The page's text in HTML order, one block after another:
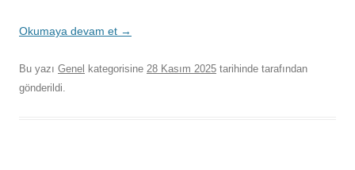
Okumaya devam et →
Bu yazı Genel kategorisine 28 Kasım 2025 tarihinde tarafından
gönderildi.